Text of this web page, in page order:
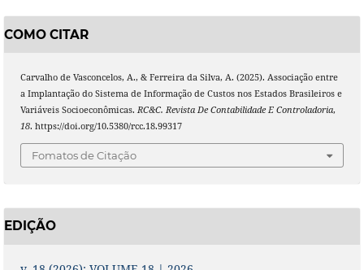
COMO CITAR
Carvalho de Vasconcelos, A., & Ferreira da Silva, A. (2025). Associação entre
a Implantação do Sistema de Informação de Custos nos Estados Brasileiros e
Variáveis Socioeconômicas. RC&C. Revista De Contabilidade E Controladoria,
18. https://doi.org/10.5380/rcc.18.99317
Fomatos de Citação
EDIÇÃO